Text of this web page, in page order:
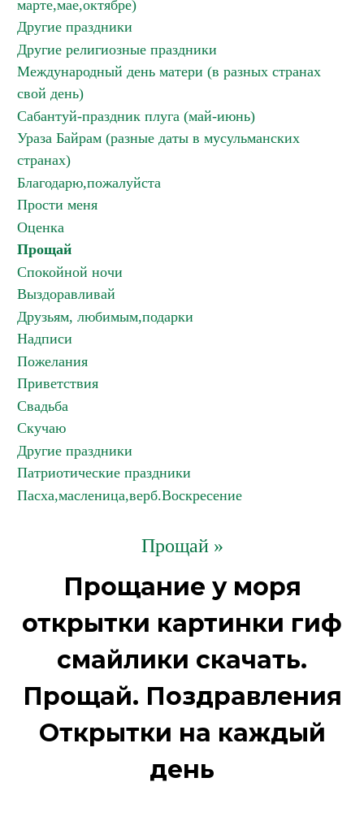
марте,мае,октябре)
Другие праздники
Другие религиозные праздники
Международный день матери (в разных странах
свой день)
Сабантуй-праздник плуга (май-июнь)
Ураза Байрам (разные даты в мусульманских
странах)
Благодарю,пожалуйста
Прости меня
Оценка
Прощай
Спокойной ночи
Выздоравливай
Друзьям, любимым,подарки
Надписи
Пожелания
Приветствия
Свадьба
Скучаю
Другие праздники
Патриотические праздники
Пасха,масленица,верб.Воскресение
Прощай »
Прощание у моря
открытки картинки гиф
смайлики скачать.
Прощай. Поздравления
Открытки на каждый
день